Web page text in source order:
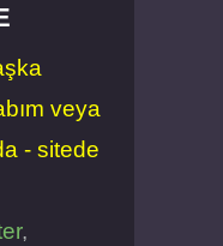
veya
- sitede
,